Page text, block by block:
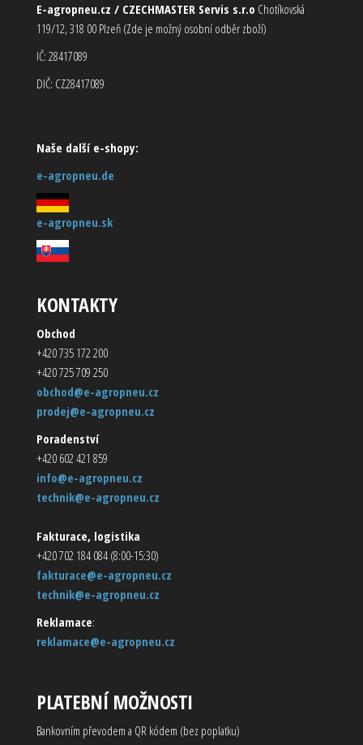
E-agropneu.cz / CZECHMASTER Servis s.r.o Chotíkovská
119/12, 318 00 Plzeň (Zde je možný osobní odběr zboží)
IČ: 28417089
DIČ: CZ28417089
Naše další e-shopy:
e-agropneu.de
e-agropneu.sk
KONTAKTY
Obchod
+420 735 172 200
+420 725 709 250
obchod@e-agropneu.cz
prodej@e-agropneu.cz
Poradenství
+420 602 421 859
info@e-agropneu.cz
technik@e-agropneu.cz
Fakturace, logistika
+420 702 184 084 (8:00-15:30)
fakturace@e-agropneu.cz
technik@e-agropneu.cz
Reklamace:
reklamace@e-agropneu.cz
PLATEBNÍ MOŽNOSTI
Bankovním převodem a QR kódem (bez poplatku)